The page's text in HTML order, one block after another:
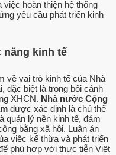
hoàn thiện hệ thống
yêu cầu phát triển kinh
năng kinh tế
về vai trò kinh tế của Nhà
đặc biệt là trong bối cảnh
XHCN. Nhà nước Cộng
được xác định là chủ thể
quản lý nền kinh tế, đảm
bằng xã hội. Luận án
việc kế thừa và phát triển
phù hợp với thực tiễn Việt